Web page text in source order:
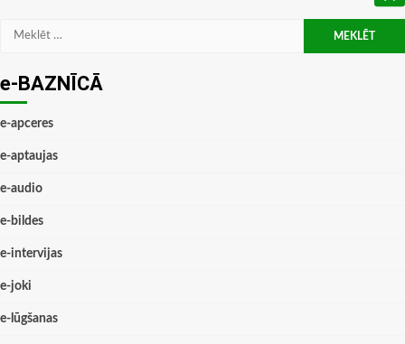
Meklēt:
e-BAZNĪCĀ
e-apceres
e-aptaujas
e-audio
e-bildes
e-intervijas
e-joki
e-lūgšanas